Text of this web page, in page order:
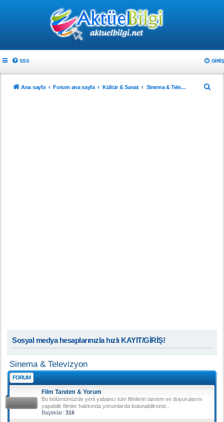
SSS GIRIŞ
Ana sayfa Forum ana sayfa Kültür & Sanat Sinema & Televizyon
Sosyal medya hesaplarınızla hızlı KAYIT/GİRİŞ!
Sinema & Televizyon
FORUM
Film Tanıtım & Yorum
Bu bölümümüzde yerli yabancı tüm filmlerin tanıtım ve duyurularını
yapabilir filmler hakkında yorumlarda bulunabilirsiniz..
Başlıklar: 316